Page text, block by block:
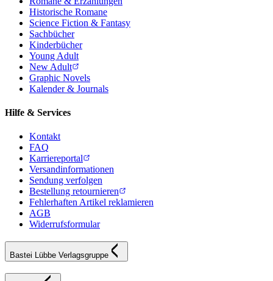
Historische Romane
Science Fiction & Fantasy
Sachbücher
Kinderbücher
Young Adult
New Adult
Graphic Novels
Kalender & Journals
Hilfe & Services
Kontakt
FAQ
Karriereportal
Versandinformationen
Sendung verfolgen
Bestellung retournieren
Fehlerhaften Artikel reklamieren
AGB
Widerrufsformular
Bastei Lübbe Verlagsgruppe